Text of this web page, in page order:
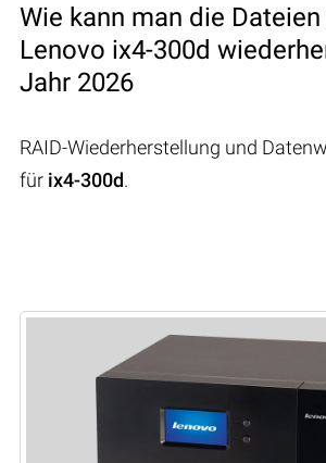
Wie kann man die
Lenovo ix4-300d
Jahr 2026
RAID-Wiederherstellung und
für ix4-300d.